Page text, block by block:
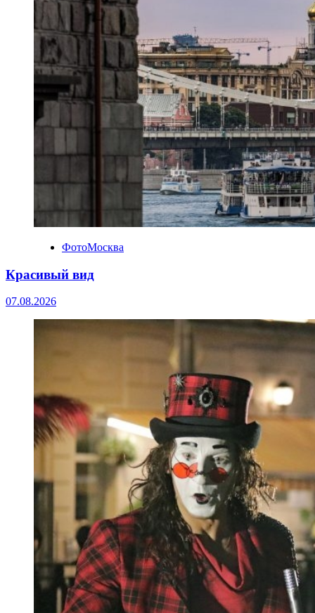
ФотоМосква
Красивый вид
07.08.2026